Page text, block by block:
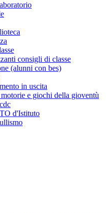
consigli di classe
(alunni con bes)
in uscita
e giochi della gioventù
d'Istituto